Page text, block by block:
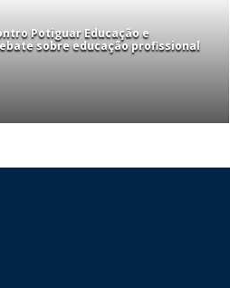
Potiguar Educação e
sobre educação profissional